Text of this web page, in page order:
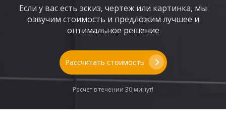
Если у вас есть эскиз, чертеж или картинка, мы
озвучим стоимость и предложим лучшее и
оптимальное решение
Рассчитать стоимость
Расчет в течении 30 минут!